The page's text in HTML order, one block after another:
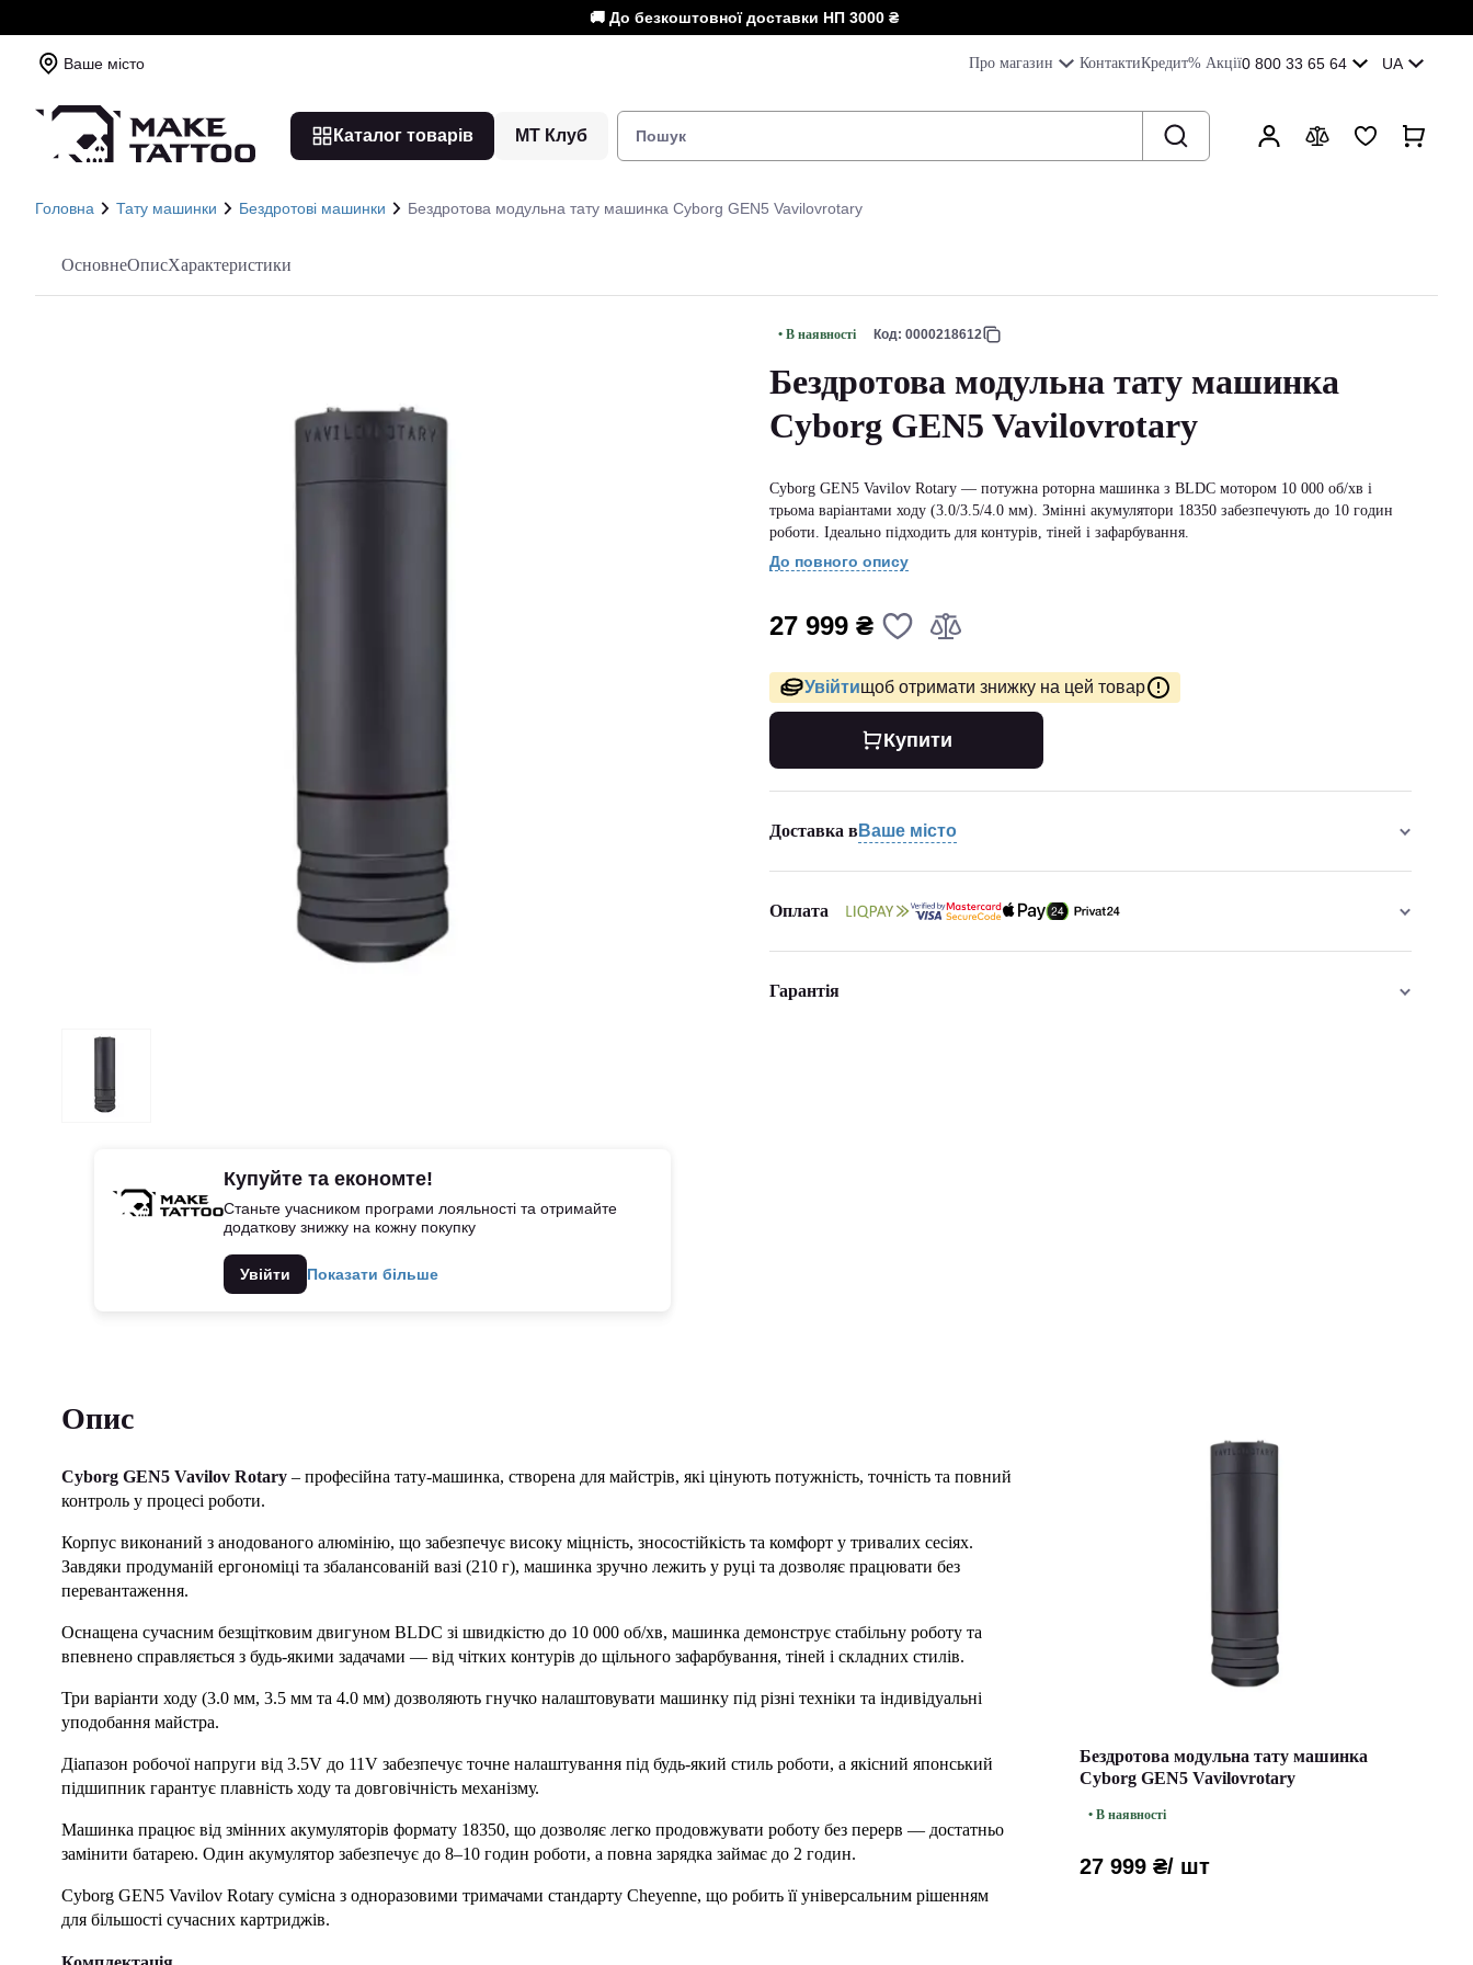
🚚 До безкоштовної доставки НП 3000 ₴
Ваше місто Про магазин КонтактиКредит% Акції0 800 33 65 64 UA
Каталог товарів МТ Клуб
Головна Тату машинки Бездротові машинки Бездротова модульна тату машинка Cyborg GEN5 Vavilovrotary
ОсновнеОписХарактеристики
Купуйте та економте!
Станьте учасником програми лояльності та отримайте
додаткову знижку на кожну покупку
Увійти Показати більше
• В наявності Код: 0000218612
Бездротова модульна тату машинка
Cyborg GEN5 Vavilovrotary
Cyborg GEN5 Vavilov Rotary — потужна роторна машинка з BLDC мотором 10 000 об/хв і
трьома варіантами ходу (3.0/3.5/4.0 мм). Змінні акумулятори 18350 забезпечують до 10 годин
роботи. Ідеально підходить для контурів, тіней і зафарбування.
До повного опису
27 999 ₴
Увійтищоб отримати знижку на цей товар
Купити
Доставка в Ваше місто
Оплата
Гарантія
Опис
Cyborg GEN5 Vavilov Rotary – професійна тату-машинка, створена для майстрів, які цінують потужність, точність та повний
контроль у процесі роботи.
Корпус виконаний з анодованого алюмінію, що забезпечує високу міцність, зносостійкість та комфорт у тривалих сесіях.
Завдяки продуманій ергономіці та збалансованій вазі (210 г), машинка зручно лежить у руці та дозволяє працювати без
перевантаження.
Оснащена сучасним безщітковим двигуном BLDC зі швидкістю до 10 000 об/хв, машинка демонструє стабільну роботу та
впевнено справляється з будь-якими задачами — від чітких контурів до щільного зафарбування, тіней і складних стилів.
Три варіанти ходу (3.0 мм, 3.5 мм та 4.0 мм) дозволяють гнучко налаштовувати машинку під різні техніки та індивідуальні
уподобання майстра.
Діапазон робочої напруги від 3.5V до 11V забезпечує точне налаштування під будь-який стиль роботи, а якісний японський
підшипник гарантує плавність ходу та довговічність механізму.
Машинка працює від змінних акумуляторів формату 18350, що дозволяє легко продовжувати роботу без перерв — достатньо
замінити батарею. Один акумулятор забезпечує до 8–10 годин роботи, а повна зарядка займає до 2 годин.
Cyborg GEN5 Vavilov Rotary сумісна з одноразовими тримачами стандарту Cheyenne, що робить її універсальним рішенням
для більшості сучасних картриджів.
Бездротова модульна тату машинка
Cyborg GEN5 Vavilovrotary
• В наявності
27 999 ₴/ шт